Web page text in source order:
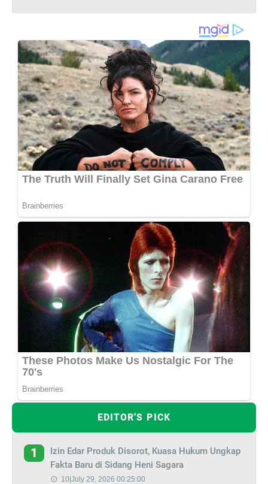
EDITOR'S PICK
1
Izin Edar Produk Disorot, Kuasa Hukum Ungkap
Fakta Baru di Sidang Heni Sagara
10|July 29, 2026 00:25:00